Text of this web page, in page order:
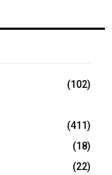
(102)
(411)
(18)
(22)